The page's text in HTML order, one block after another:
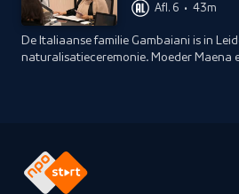
Afl. 6 • 43m
De Italiaanse familie Gambaiani is in
naturalisatieceremonie. Moeder Maena